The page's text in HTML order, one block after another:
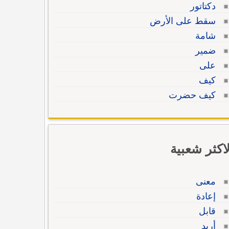
دكتاتور
سقط على الأرض
شامة
ضمير
على
كيف
كيف حضرت
شعبية
معنى
إعادة
قابل
أريد